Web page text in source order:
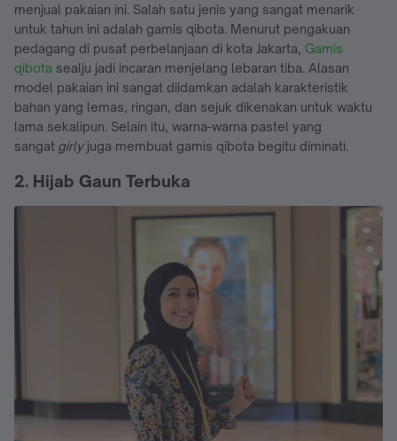
menjual pakaian ini. Salah satu jenis yang sangat menarik
untuk tahun ini adalah gamis qibota. Menurut pengakuan
pedagang di pusat perbelanjaan di kota Jakarta, Gamis
qibota sealju jadi incaran menjelang lebaran tiba. Alasan
model pakaian ini sangat diidamkan adalah karakteristik
bahan yang lemas, ringan, dan sejuk dikenakan untuk waktu
lama sekalipun. Selain itu, warna-warna pastel yang
sangat girlyjuga membuat gamis qibota begitu diminati.
2. Hijab Gaun Terbuka